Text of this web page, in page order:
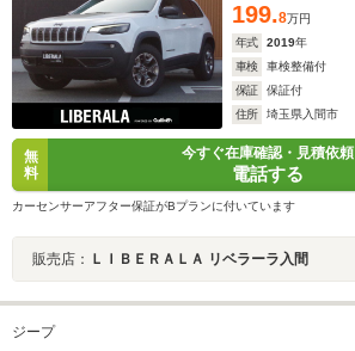
199.8万円
年式
2019年
車検
車検整備付
保証
保証付
住所
埼玉県入間市
無
料
今すぐ在庫確認・見積依頼
電話する
カーセンサーアフター保証がBプランに付いています
販売店： ＬＩＢＥＲＡＬＡ リベラーラ入間
ジープ